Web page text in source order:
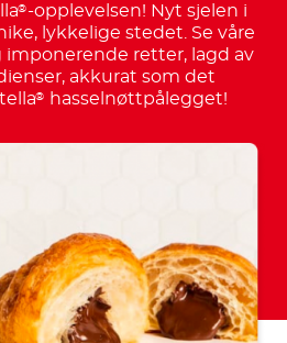
® -opplevelsen! Nyt sjelen i
lykkelige stedet. Se våre
imponerende retter, lagd av
akkurat som det
® hasselnøttpålegget!